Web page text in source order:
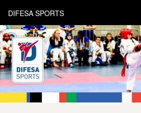
DIFESA SPORTS
HOME
AKTUEEL
OVER DIFESA SPORTS
TAEKWON-DO
OPEN DUTCH